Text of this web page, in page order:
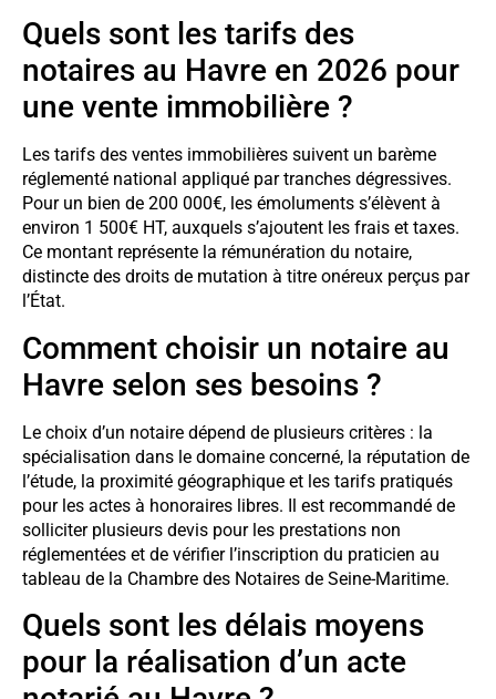
Quels sont les tarifs des
notaires au Havre en 2026 pour
une vente immobilière ?
Les tarifs des ventes immobilières suivent un barème
réglementé national appliqué par tranches dégressives.
Pour un bien de 200 000€, les émoluments s’élèvent à
environ 1 500€ HT, auxquels s’ajoutent les frais et taxes.
Ce montant représente la rémunération du notaire,
distincte des droits de mutation à titre onéreux perçus par
l’État.
Comment choisir un notaire au
Havre selon ses besoins ?
Le choix d’un notaire dépend de plusieurs critères : la
spécialisation dans le domaine concerné, la réputation de
l’étude, la proximité géographique et les tarifs pratiqués
pour les actes à honoraires libres. Il est recommandé de
solliciter plusieurs devis pour les prestations non
réglementées et de vérifier l’inscription du praticien au
tableau de la Chambre des Notaires de Seine-Maritime.
Quels sont les délais moyens
pour la réalisation d’un acte